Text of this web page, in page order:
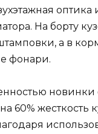
На борту
а в
фонари.
новинки
60% жесткость